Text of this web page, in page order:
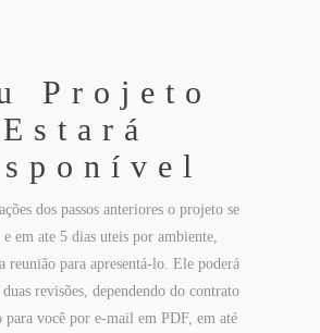
Projeto
Estará
dos passos anteriores o projeto se
em ate 5 dias uteis por ambiente,
reunião para apresentá-lo. Ele poderá
revisões, dependendo do contrato
para você por e-mail em PDF, em até